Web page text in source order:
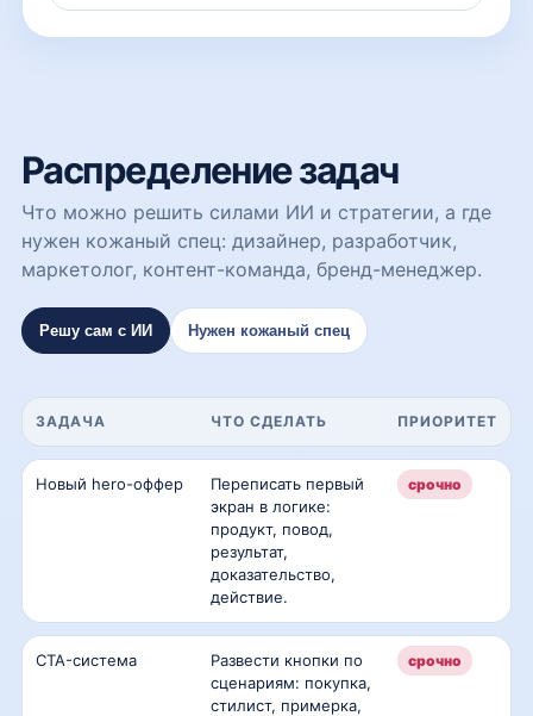
Распределение задач
Что можно решить силами ИИ и стратегии, а где
нужен кожаный спец: дизайнер, разработчик,
маркетолог, контент-команда, бренд-менеджер.
Решу сам с ИИ Нужен кожаный спец
ЗАДАЧА ЧТО СДЕЛАТЬ ПРИОРИТЕТ
Новый hero-оффер
Переписать первый
экран в логике:
продукт, повод,
результат,
доказательство,
действие.
срочно
CTA-система
Развести кнопки по
сценариям: покупка,
стилист, примерка,
срочно